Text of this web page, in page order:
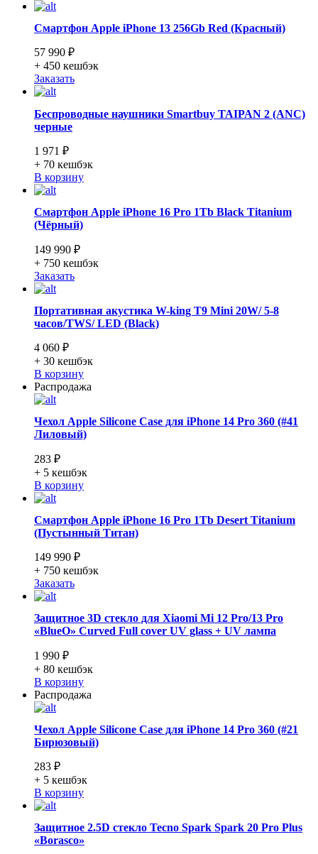
Смартфон Apple iPhone 13 256Gb Red (Красный)
57 990 ₽
+ 450 кешбэк
Заказать
Беспроводные наушники Smartbuy TAIPAN 2 (ANC)
черные
1 971 ₽
+ 70 кешбэк
В корзину
Смартфон Apple iPhone 16 Pro 1Tb Black Titanium
(Чёрный)
149 990 ₽
+ 750 кешбэк
Заказать
Портативная акустика W-king T9 Mini 20W/ 5-8
часов/TWS/ LED (Black)
4 060 ₽
+ 30 кешбэк
В корзину
Распродажа
Чехол Apple Silicone Case для iPhone 14 Pro 360 (#41
Лиловый)
283 ₽
+ 5 кешбэк
В корзину
Смартфон Apple iPhone 16 Pro 1Tb Desert Titanium
(Пустынный Титан)
149 990 ₽
+ 750 кешбэк
Заказать
Защитное 3D стекло для Xiaomi Mi 12 Pro/13 Pro
«BlueO» Curved Full cover UV glass + UV лампа
1 990 ₽
+ 80 кешбэк
В корзину
Распродажа
Чехол Apple Silicone Case для iPhone 14 Pro 360 (#21
Бирюзовый)
283 ₽
+ 5 кешбэк
В корзину
Защитное 2.5D стекло Tecno Spark Spark 20 Pro Plus
«Borasco»